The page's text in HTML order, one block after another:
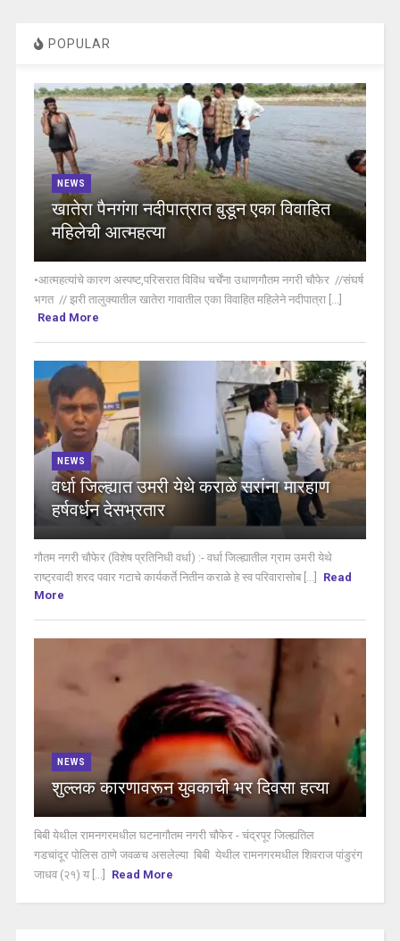
POPULAR
NEWS
खातेरा पैनगंगा नदीपात्रात बुडून एका विवाहित
महिलेची आत्महत्या
•आत्महत्यांचे कारण अस्पष्ट,परिसरात विविध चर्चेंना उधाणगौतम नगरी चौफेर //संघर्ष
भगत // झरी तालुक्यातील खातेरा गावातील एका विवाहित महिलेने नदीपात्रा [...]
Read More
NEWS
वर्धा जिल्ह्यात उमरी येथे कराळे सरांना मारहाण
हर्षवर्धन देसभ्रतार
गौतम नगरी चौफेर (विशेष प्रतिनिधी वर्धा) :- वर्धा जिल्ह्यातील ग्राम उमरी येथे
राष्ट्रवादी शरद पवार गटाचे कार्यकर्ते नितीन कराळे हे स्व परिवारासोब [...]
Read
More
NEWS
शुल्लक कारणावरून युवकाची भर दिवसा हत्या
बिबी येथील रामनगरमधील घटनागौतम नगरी चौफेर - चंद्रपूर जिल्ह्यतिल
गडचांदूर पोलिस ठाणे जवळच असलेल्या बिबी येथील रामनगरमधील शिवराज पांडुरंग
जाधव (२१) य [...]
Read More